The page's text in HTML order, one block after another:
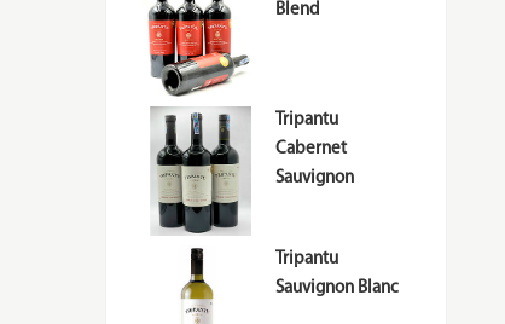
Blend
Tripantu
Cabernet
Sauvignon
Tripantu
Sauvignon Blanc